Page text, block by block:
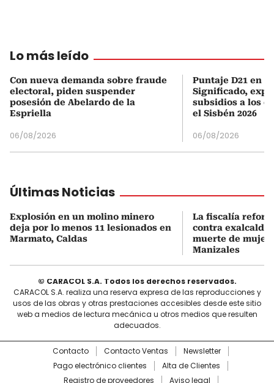
Lo más leído
Con nueva demanda sobre fraude
electoral, piden suspender
posesión de Abelardo de la
Espriella
06/08/2026
Puntaje D21 en
Significado,
subsidios a los
el Sisbén 2026
06/08/2026
Últimas Noticias
Explosión en un molino minero
deja por lo menos 11 lesionados en
Marmato, Caldas
La fiscalía
contra exalcalde
muerte de mujer
Manizales
© CARACOL S.A. Todos los derechos reservados.
CARACOL S.A. realiza una reserva expresa de las reproducciones y
usos de las obras y otras prestaciones accesibles desde este sitio
web a medios de lectura mecánica u otros medios que resulten
adecuados.
Contacto Contacto Ventas
Newsletter
Pago electrónico clientes
Alta de Clientes
Registro de proveedores
Aviso legal